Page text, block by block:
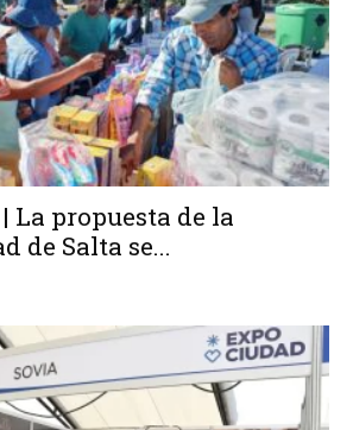
La propuesta de la
de Salta se...